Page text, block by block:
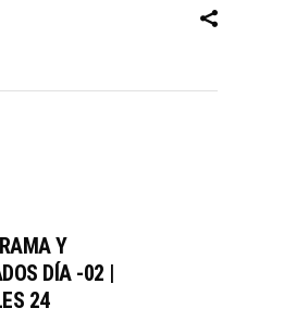
Y
DÍA -02 |
24